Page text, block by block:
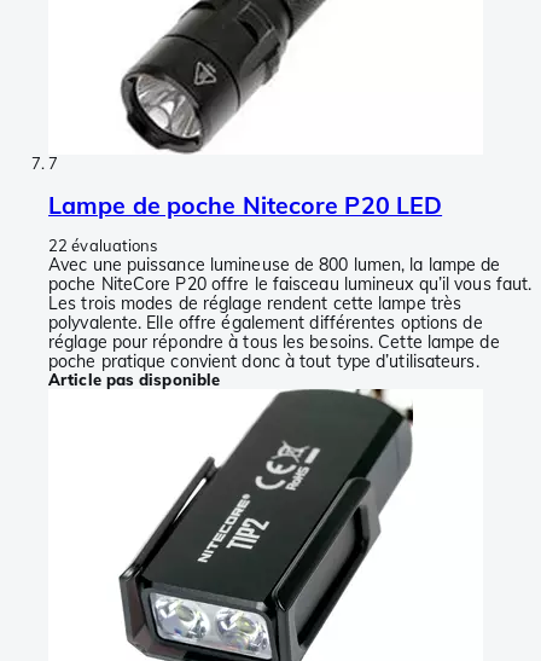
7
Lampe de poche Nitecore P20 LED
22 évaluations
Avec une puissance lumineuse de 800 lumen, la lampe de
poche NiteCore P20 offre le faisceau lumineux qu’il vous faut.
Les trois modes de réglage rendent cette lampe très
polyvalente. Elle offre également différentes options de
réglage pour répondre à tous les besoins. Cette lampe de
poche pratique convient donc à tout type d’utilisateurs.
Article pas disponible